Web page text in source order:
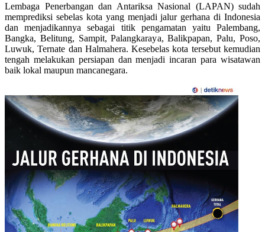
Lembaga Penerbangan dan Antariksa Nasional (LAPAN) sudah
memprediksi sebelas kota yang menjadi jalur gerhana di Indonesia
dan menjadikannya sebagai titik pengamatan yaitu Palembang,
Bangka, Belitung, Sampit, Palangkaraya, Balikpapan, Palu, Poso,
Luwuk, Ternate dan Halmahera. Kesebelas kota tersebut kemudian
tengah melakukan persiapan dan menjadi incaran para wisatawan
baik lokal maupun mancanegara.